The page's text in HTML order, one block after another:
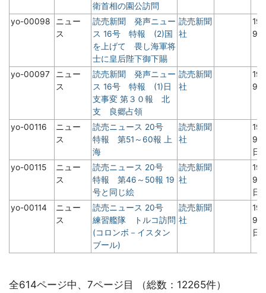
衛首相の園公訪問
yo-00098
ニュー
ス
読売新聞 発声ニュー
ス 16号 特報 (2)国
を上げて 畏し海軍将
士に皇后陛下御下賜
読売新聞
社
9
yo-00097
ニュー
ス
読売新聞 発声ニュー
ス 16号 特報 (1)日
支事変 第３０報 北
支 良郷占領
読売新聞
社
9
yo-00116
ニュー
ス
読売ニュース 20号
特報 第51～60報 上
海
読売新聞
社
9
日
yo-00115
ニュー
ス
読売ニュース 20号
特報 第46～50報 19
号と同じ絵
読売新聞
社
9
日
yo-00114
ニュー
ス
読売ニュース 20号
練習艦隊 トルコ訪問
(コロンボ－イスタン
ブール)
読売新聞
社
9
日
全614ページ中、7ページ目 （総数：12265件）